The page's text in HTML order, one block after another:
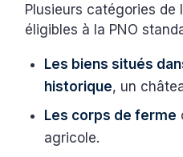
Plusieurs catégories de
éligibles à la PNO
Les biens situés
historique, un
Les corps de ferme
agricole.